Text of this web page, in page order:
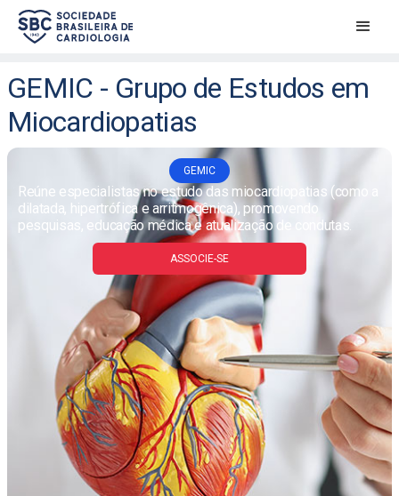
GEMIC - Grupo de Estudos em
Miocardiopatias
GEMIC
Reúne especialistas no estudo das miocardiopatias (como a
dilatada, hipertrófica e arritmogênica), promovendo
pesquisas, educação médica e atualização de condutas.
ASSOCIE-SE